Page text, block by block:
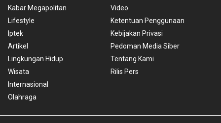
Kabar Megapolitan
Lifestyle
Iptek
Artikel
Lingkungan Hidup
Wisata
Internasional
Olahraga
Video
Ketentuan Penggunaan
Kebijakan Privasi
Pedoman Media Siber
Tentang Kami
Rilis Pers